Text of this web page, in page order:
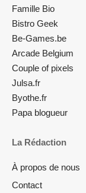
Famille Bio
Bistro Geek
Be-Games.be
Arcade Belgium
Couple of pixels
Julsa.fr
Byothe.fr
Papa blogueur
La Rédaction
À propos de nous
Contact